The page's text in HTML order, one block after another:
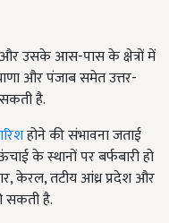
उसके आस-पास के क्षेत्रों में
और पंजाब समेत उत्तर-
है.
होने की संभावना जताई
के स्थानों पर बर्फबारी हो
केरल, तटीय आंध्र प्रदेश और
सकती है.